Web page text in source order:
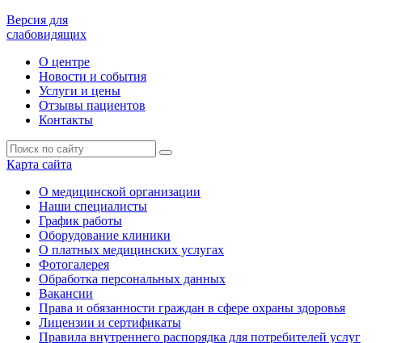
Версия для
слабовидящих
О центре
Новости и события
Услуги и цены
Отзывы пациентов
Контакты
Карта сайта
О медицинской организации
Наши специалисты
График работы
Оборудование клиники
О платных медицинских услугах
Фотогалерея
Обработка персональных данных
Вакансии
Права и обязанности граждан в сфере охраны здоровья
Лицензии и сертификаты
Правила внутреннего распорядка для потребителей услуг